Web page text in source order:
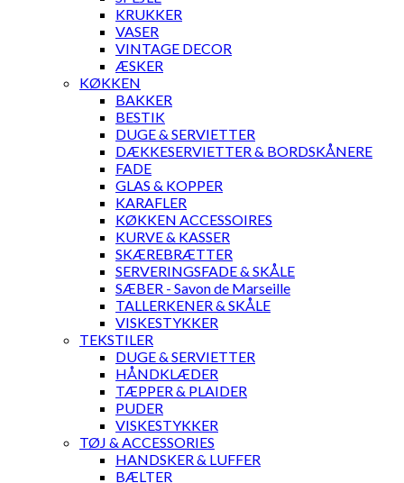
KRUKKER
VASER
VINTAGE DECOR
ÆSKER
KØKKEN
BAKKER
BESTIK
DUGE & SERVIETTER
DÆKKESERVIETTER & BORDSKÅNERE
FADE
GLAS & KOPPER
KARAFLER
KØKKEN ACCESSOIRES
KURVE & KASSER
SKÆREBRÆTTER
SERVERINGSFADE & SKÅLE
SÆBER - Savon de Marseille
TALLERKENER & SKÅLE
VISKESTYKKER
TEKSTILER
DUGE & SERVIETTER
HÅNDKLÆDER
TÆPPER & PLAIDER
PUDER
VISKESTYKKER
TØJ & ACCESSORIES
HANDSKER & LUFFER
BÆLTER